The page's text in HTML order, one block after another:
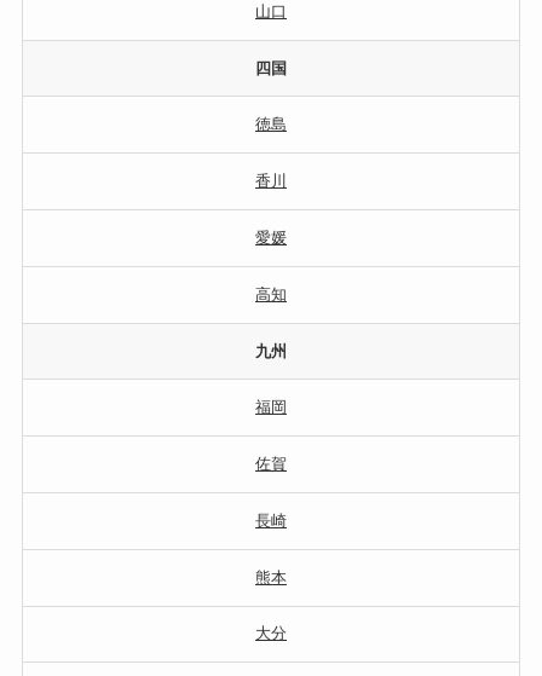
山口
四国
徳島
香川
愛媛
高知
九州
福岡
佐賀
長崎
熊本
大分